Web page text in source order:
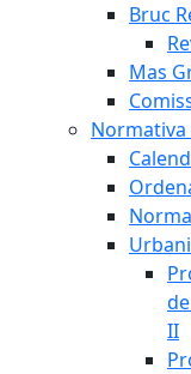
Bruc
Mas
II